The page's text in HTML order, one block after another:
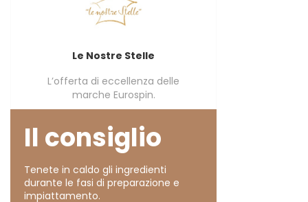
Le Nostre Stelle
L’offerta di eccellenza delle
marche Eurospin.
Il consiglio
Tenete in caldo gli ingredienti
durante le fasi di preparazione e
impiattamento.